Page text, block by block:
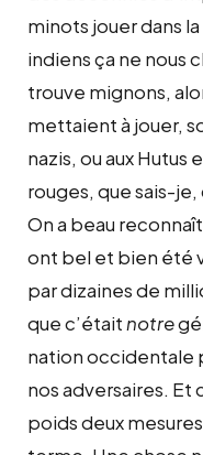
minots jouer dans
indiens ça ne nous
trouve mignons,
mettaient à jouer,
nazis, ou aux Hutus
rouges, que sais-
On a beau
ont bel et bien été
par dizaines de
que c’étaitnotre
nation occidentale
nos adversaires. Et
poids deux